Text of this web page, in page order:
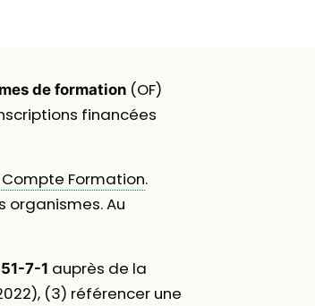
de formation (OF)
financées
Compte Formation.
organismes. Au
7-1 auprès de la
(3) référencer une